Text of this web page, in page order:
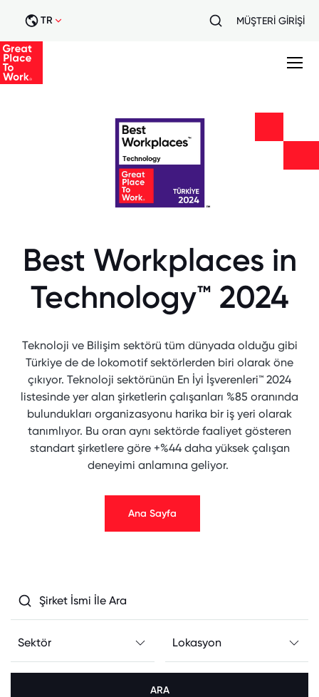
TR MÜŞTERİ GİRİŞİ
Best Workplaces in
Technology™ 2024
Teknoloji ve Bilişim sektörü tüm dünyada olduğu gibi
Türkiye de de lokomotif sektörlerden biri olarak öne
çıkıyor. Teknoloji sektörünün En İyi İşverenleri™ 2024
listesinde yer alan şirketlerin çalışanları %85 oranında
bulundukları organizasyonu harika bir iş yeri olarak
tanımlıyor. Bu oran aynı sektörde faaliyet gösteren
standart şirketlere göre +%44 daha yüksek çalışan
deneyimi anlamına geliyor.
Ana Sayfa
ARA